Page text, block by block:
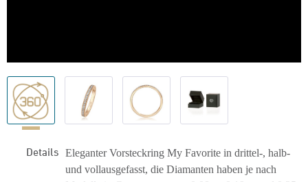
Details Eleganter Vorsteckring My Favorite in drittel-, halb-
und vollausgefasst, die Diamanten haben je nach